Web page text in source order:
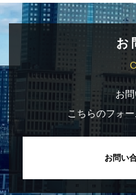
お
お問
こちらのフォ
お問い